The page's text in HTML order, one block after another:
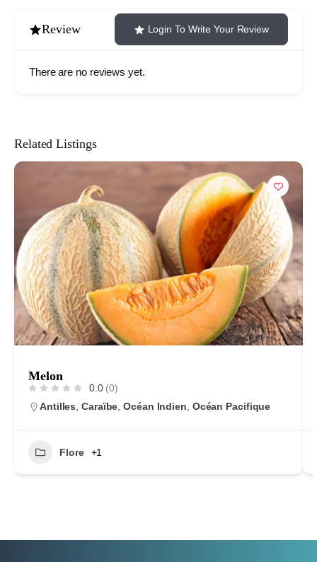
Review Login To Write Your Review
There are no reviews yet.
Related Listings
Melon
0.0 (0)
Antilles ,Caraïbe ,Océan Indien Océan Pacifique
Flore +1